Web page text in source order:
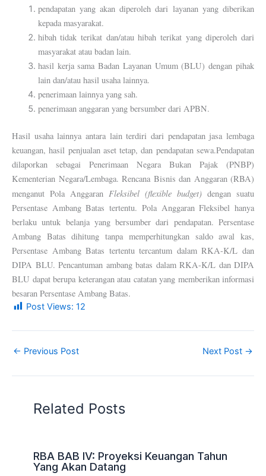
pendapatan yang akan diperoleh dari layanan yang diberikan
kepada masyarakat.
hibah tidak terikat dan/atau hibah terikat yang diperoleh dari
masyarakat atau badan lain.
hasil kerja sama Badan Layanan Umum (BLU) dengan pihak
lain dan/atau hasil usaha lainnya.
penerimaan lainnya yang sah.
penerimaan anggaran yang bersumber dari APBN.
Hasil usaha lainnya antara lain terdiri dari pendapatan jasa lembaga
keuangan, hasil penjualan aset tetap, dan pendapatan sewa.Pendapatan
dilaporkan sebagai Penerimaan Negara Bukan Pajak (PNBP)
Kementerian Negara/Lembaga. Rencana Bisnis dan Anggaran (RBA)
menganut Pola Anggaran Fleksibel (flexible budget) dengan suatu
Persentase Ambang Batas tertentu. Pola Anggaran Fleksibel hanya
berlaku untuk belanja yang bersumber dari pendapatan. Persentase
Ambang Batas dihitung tanpa memperhitungkan saldo awal kas,
Persentase Ambang Batas tertentu tercantum dalam RKA-K/L dan
DIPA BLU. Pencantuman ambang batas dalam RKA-K/L dan DIPA
BLU dapat berupa keterangan atau catatan yang memberikan informasi
besaran Persentase Ambang Batas.
Post Views: 12
← Previous Post Next Post →
Related Posts
RBA BAB IV: Proyeksi Keuangan Tahun
Yang Akan Datang